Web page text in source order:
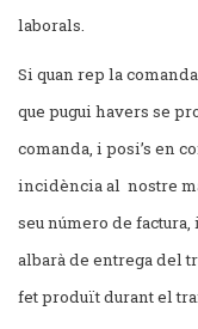
laborals.
Si quan rep la
que pugui havers se
comanda, i posi’s en
incidència al nostre
seu número de
albarà de entrega del
fet produït durant el